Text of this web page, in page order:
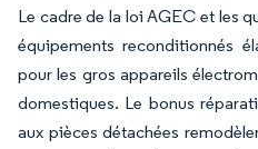
Le cadre de la loi AGEC et les
équipements reconditionnés
pour les gros appareils
domestiques. Le bonus
aux pièces détachées